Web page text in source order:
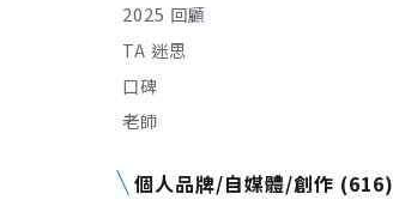
2025 回顧
TA 迷思
口碑
老師
個人品牌/自媒體/創作 (616)